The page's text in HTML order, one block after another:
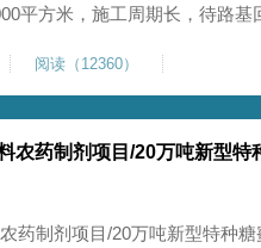
平方米，施工周期长，待路基
照图纸设计施工。
阅读（12360）
农药制剂项目/20万吨新型特
药制剂项目/20万吨新型特种